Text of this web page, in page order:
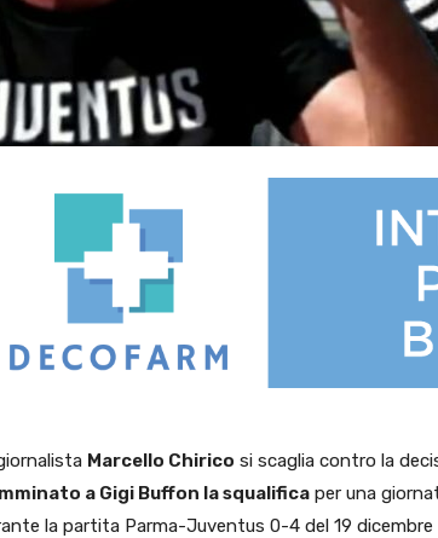
Marcello Chirico si scaglia contro la
a Gigi Buffon la squalifica per una
la partita Parma-Juventus 0-4 del 19 dicembre